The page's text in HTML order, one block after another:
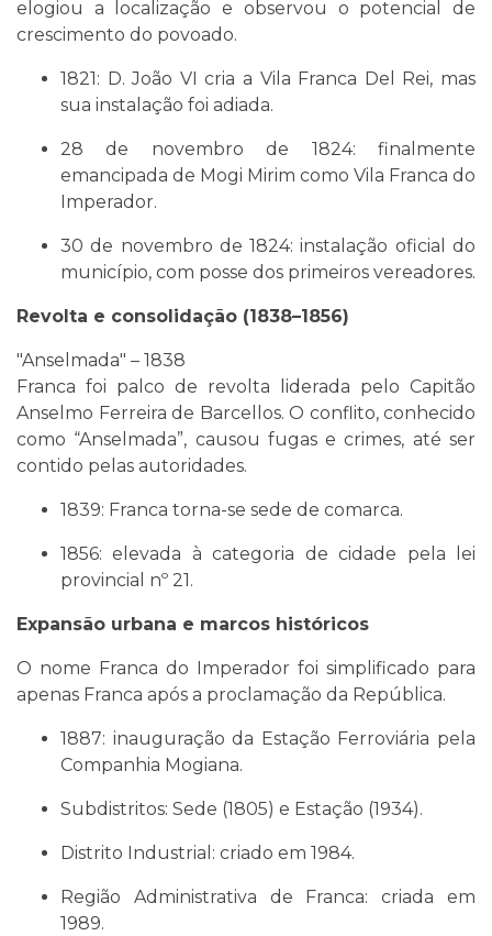
elogiou a localização e observou o potencial de
crescimento do povoado.
1821: D. João VI cria a Vila Franca Del Rei, mas
sua instalação foi adiada.
28 de novembro de 1824: finalmente
emancipada de Mogi Mirim como Vila Franca do
Imperador.
30 de novembro de 1824: instalação oficial do
município, com posse dos primeiros vereadores.
Revolta e consolidação (1838–1856)
"Anselmada" – 1838
Franca foi palco de revolta liderada pelo Capitão
Anselmo Ferreira de Barcellos. O conflito, conhecido
como “Anselmada”, causou fugas e crimes, até ser
contido pelas autoridades.
1839: Franca torna-se sede de comarca.
1856: elevada à categoria de cidade pela lei
provincial nº 21.
Expansão urbana e marcos históricos
O nome Franca do Imperador foi simplificado para
apenas Franca após a proclamação da República.
1887: inauguração da Estação Ferroviária pela
Companhia Mogiana.
Subdistritos: Sede (1805) e Estação (1934).
Distrito Industrial: criado em 1984.
Região Administrativa de Franca: criada em
1989.